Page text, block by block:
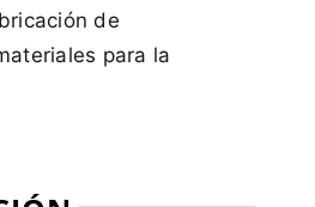
de
para la